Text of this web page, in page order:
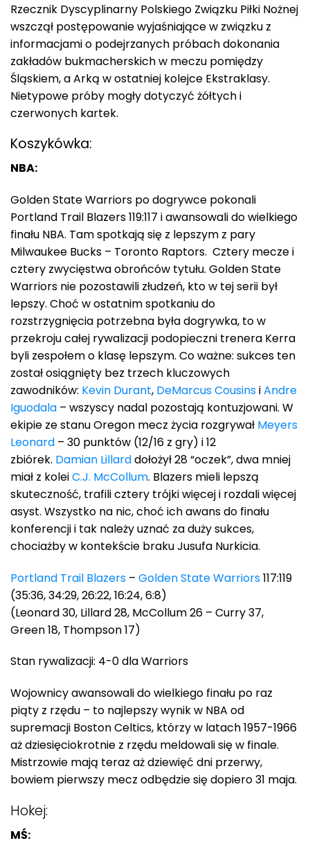
Rzecznik Dyscyplinarny Polskiego Związku Piłki Nożnej
wszczął postępowanie wyjaśniające w związku z
informacjami o podejrzanych próbach dokonania
zakładów bukmacherskich w meczu pomiędzy
Śląskiem, a Arką w ostatniej kolejce Ekstraklasy.
Nietypowe próby mogły dotyczyć żółtych i
czerwonych kartek.
Koszykówka:
NBA:
Golden State Warriors po dogrywce pokonali
Portland Trail Blazers 119:117 i awansowali do wielkiego
finału NBA. Tam spotkają się z lepszym z pary
Milwaukee Bucks – Toronto Raptors. Cztery mecze i
cztery zwycięstwa obrońców tytułu. Golden State
Warriors nie pozostawili złudzeń, kto w tej serii był
lepszy. Choć w ostatnim spotkaniu do
rozstrzygnięcia potrzebna była dogrywka, to w
przekroju całej rywalizacji podopieczni trenera Kerra
byli zespołem o klasę lepszym. Co ważne: sukces ten
został osiągnięty bez trzech kluczowych
zawodników: Kevin Durant, DeMarcus CousinsiAndre
Iguodala – wszyscy nadal pozostają kontuzjowani. W
ekipie ze stanu Oregon mecz życia rozgrywał Meyers
Leonard – 30 punktów (12/16 z gry) i 12
zbiórek. Damian Lillarddołożył 28 “oczek”, dwa mniej
miał z koleiC.J. McCollum. Blazers mieli lepszą
skuteczność, trafili cztery trójki więcej i rozdali więcej
asyst. Wszystko na nic, choć ich awans do finału
konferencji i tak należy uznać za duży sukces,
chociażby w kontekście braku Jusufa Nurkicia.
Portland Trail Blazers – Golden State Warriors117:119
(35:36, 34:29, 26:22, 16:24, 6:8)
(Leonard 30, Lillard 28, McCollum 26 – Curry 37,
Green 18, Thompson 17)
Stan rywalizacji: 4-0 dla Warriors
Wojownicy awansowali do wielkiego finału po raz
piąty z rzędu – to najlepszy wynik w NBA od
supremacji Boston Celtics, którzy w latach 1957-1966
aż dziesięciokrotnie z rzędu meldowali się w finale.
Mistrzowie mają teraz aż dziewięć dni przerwy,
bowiem pierwszy mecz odbędzie się dopiero 31 maja.
Hokej:
MŚ: